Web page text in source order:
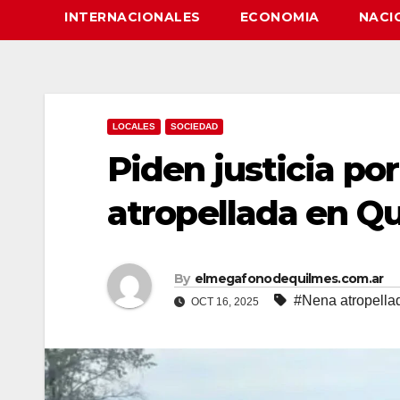
INTERNACIONALES ECONOMIA
LOCALES SOCIEDAD
Piden justicia
atropellada en
By elmegafonodequilmes.com.ar
OCT 16, 2025 #Nena